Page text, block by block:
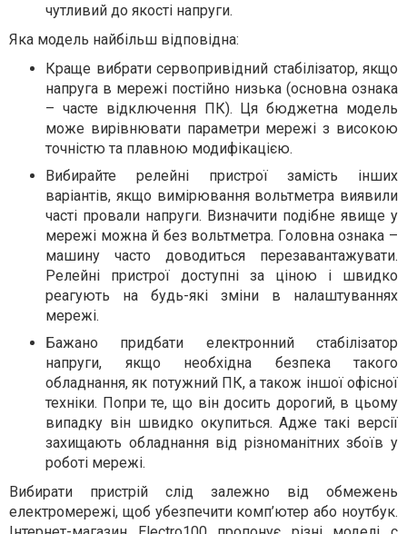
чутливий до якості напруги.
Яка модель найбільш відповідна:
Краще вибрати сервопривідний стабілізатор, якщо
напруга в мережі постійно низька (основна ознака
– часте відключення ПК). Ця бюджетна модель
може вирівнювати параметри мережі з високою
точністю та плавною модифікацією.
Вибирайте релейні пристрої замість інших
варіантів, якщо вимірювання вольтметра виявили
часті провали напруги. Визначити подібне явище у
мережі можна й без вольтметра. Головна ознака –
машину часто доводиться перезавантажувати.
Релейні пристрої доступні за ціною і швидко
реагують на будь-які зміни в налаштуваннях
мережі.
Бажано придбати електронний стабілізатор
напруги, якщо необхідна безпека такого
обладнання, як потужний ПК, а також іншої офісної
техніки. Попри те, що він досить дорогий, в цьому
випадку він швидко окупиться. Адже такі версії
захищають обладнання від різноманітних збоїв у
роботі мережі.
Вибирати пристрій слід залежно від обмежень
електромережі, щоб убезпечити комп’ютер або ноутбук.